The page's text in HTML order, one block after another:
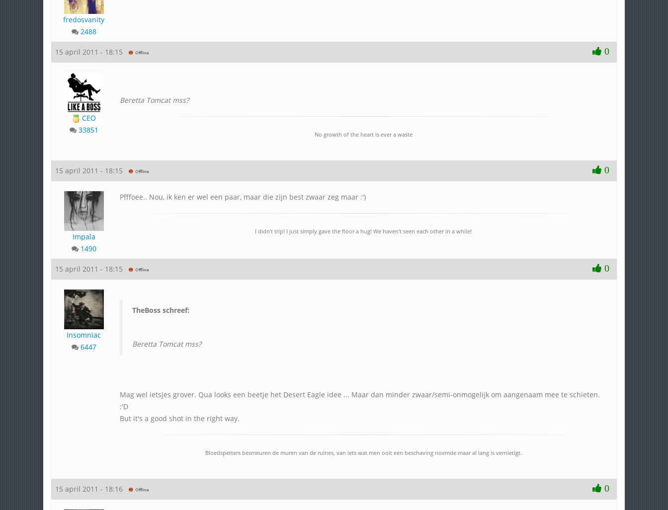
fredosvanity
2488
15 april 2011 - 18:15 0
CEO
33851
Beretta Tomcat mss?
No growth of the heart is ever a waste
15 april 2011 - 18:15 0
Impala
1490
Pfffoee.. Nou, ik ken er wel een paar, maar die zijn best zwaar zeg maar :')
I didn't trip! I just simply gave the floor a hug! We haven't seen each other in a while!
15 april 2011 - 18:15 0
Insomniac
6447
TheBoss schreef:
Beretta Tomcat mss?
Mag wel ietsjes grover. Qua looks een beetje het Desert Eagle idee ... Maar dan minder zwaar/semi-onmogelijk om aangenaam mee te schieten.
:'D
But it's a good shot in the right way.
Bloedspetters besmeuren de muren van de ruïnes, van iets wat men ooit een beschaving noemde maar al lang is vernietigt.
15 april 2011 - 18:16 0